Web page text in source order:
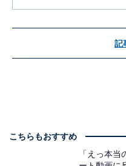
記
こちらもおすすめ
「えっ本